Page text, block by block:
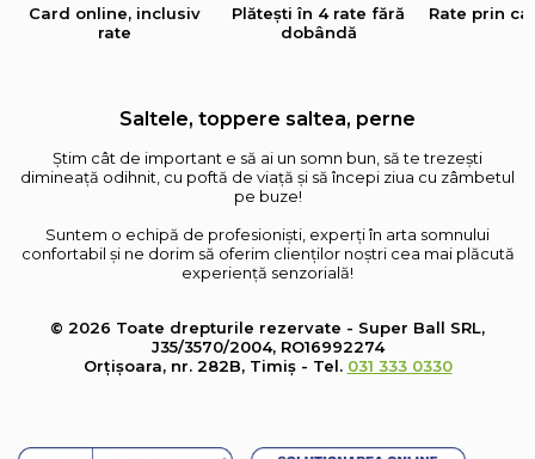
Card online, inclusiv
rate
Plătești în 4 rate fără
dobândă
Rate prin
Saltele, toppere saltea, perne
Știm cât de important e să ai un somn bun, să te trezești
dimineață odihnit, cu poftă de viață și să începi ziua cu zâmbetul
pe buze!
Suntem o echipă de profesioniști, experți în arta somnului
confortabil și ne dorim să oferim clienților noștri cea mai plăcută
experiență senzorială!
© 2026 Toate drepturile rezervate - Super Ball SRL,
J35/3570/2004, RO16992274
Orțișoara, nr. 282B, Timiș - Tel. 031 333 0330